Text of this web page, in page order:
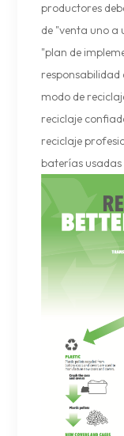
productores
de "venta uno a
"plan de
modo de
reciclaje
reciclaje
baterías usadas